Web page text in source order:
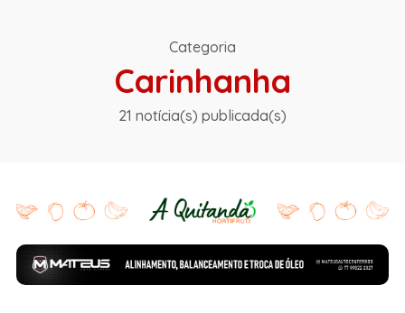
Categoria
Carinhanha
21 notícia(s) publicada(s)